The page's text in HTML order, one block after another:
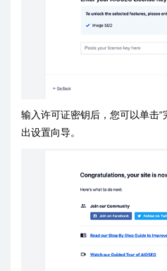
输入许可证密钥后，您可以单击
出设置向导。